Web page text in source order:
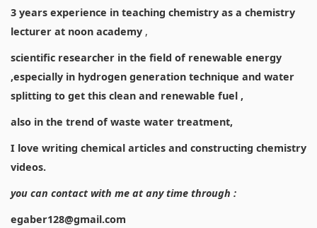
3 years experience in teaching chemistry as a chemistry
lecturer at noon academy ,
scientific researcher in the field of renewable energy
,especially in hydrogen generation technique and water
splitting to get this clean and renewable fuel ,
also in the trend of waste water treatment,
I love writing chemical articles and constructing chemistry
videos.
you can contact with me at any time through :
egaber128@gmail.com